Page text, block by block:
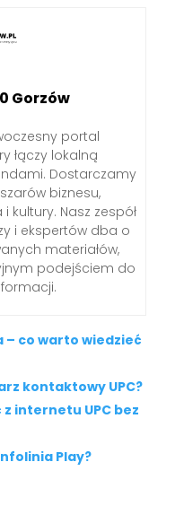
Gorzów
portal
łączy lokalną
Dostarczamy
biznesu,
kultury. Nasz zespół
i ekspertów dba o
materiałów,
podejściem do
– co warto wiedzieć
kontaktowy UPC?
internetu UPC bez
Play?